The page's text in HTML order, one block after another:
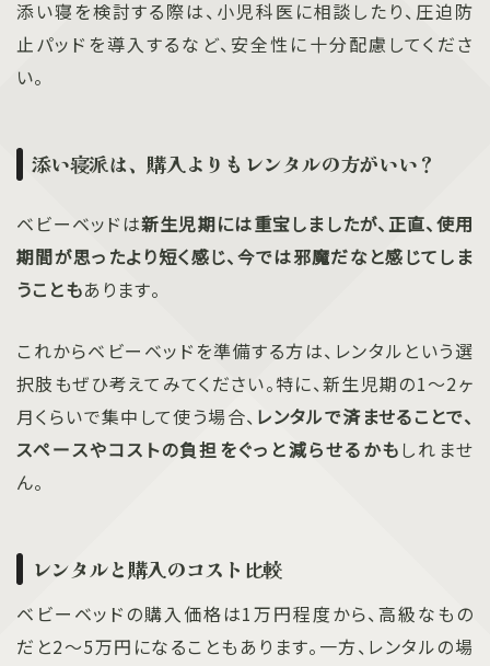
添い寝を検討する際は、小児科医に相談したり、圧迫防
止パッドを導入するなど、安全性に十分配慮してくださ
い。
添い寝派は、購入よりもレンタルの方がいい？
ベビーベッドは新生児期には重宝しましたが、正直、使用
期間が思ったより短く感じ、今では邪魔だなと感じてしま
うこともあります。
これからベビーベッドを準備する方は、レンタルという選
択肢もぜひ考えてみてください。特に、新生児期の1〜2ヶ
月くらいで集中して使う場合、 レンタルで済ませることで、
スペースやコストの負担をぐっと減らせるかも しれませ
ん。
レンタルと購入のコスト比較
ベビーベッドの購入価格は1万円程度から、高級なもの
だと2〜5万円になることもあります。一方、レンタルの場